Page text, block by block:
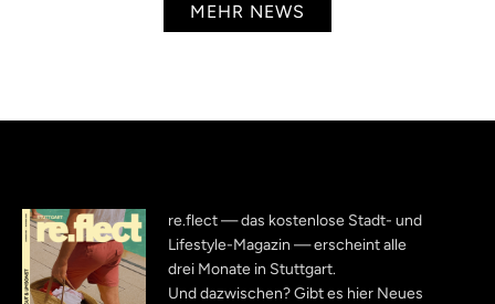
MEHR NEWS
re.flect — das kostenlose Stadt- und
Lifestyle-Magazin — erscheint alle
drei Monate in Stuttgart.
Und dazwischen? Gibt es hier Neues